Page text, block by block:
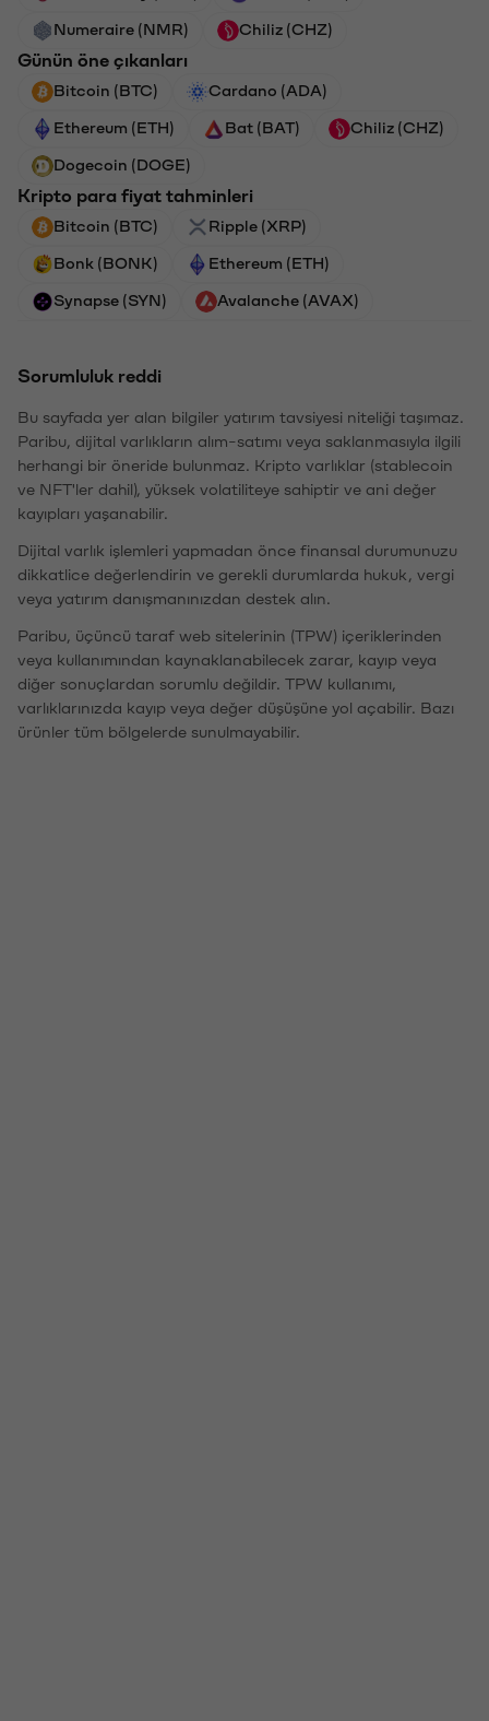
Numeraire (NMR) Chiliz (CHZ)
Günün öne çıkanları
Bitcoin (BTC) Cardano (ADA)
Ethereum (ETH) Bat (BAT) Chiliz (CHZ)
Dogecoin (DOGE)
Kripto para fiyat tahminleri
Bitcoin (BTC) Ripple (XRP)
Bonk (BONK) Ethereum (ETH)
Synapse (SYN) Avalanche (AVAX)
Sorumluluk reddi
Bu sayfada yer alan bilgiler yatırım tavsiyesi niteliği taşımaz.
Paribu, dijital varlıkların alım-satımı veya saklanmasıyla ilgili
herhangi bir öneride bulunmaz. Kripto varlıklar (stablecoin
ve NFT'ler dahil), yüksek volatiliteye sahiptir ve ani değer
kayıpları yaşanabilir.
Dijital varlık işlemleri yapmadan önce finansal durumunuzu
dikkatlice değerlendirin ve gerekli durumlarda hukuk, vergi
veya yatırım danışmanınızdan destek alın.
Paribu, üçüncü taraf web sitelerinin (TPW) içeriklerinden
veya kullanımından kaynaklanabilecek zarar, kayıp veya
diğer sonuçlardan sorumlu değildir. TPW kullanımı,
varlıklarınızda kayıp veya değer düşüşüne yol açabilir. Bazı
ürünler tüm bölgelerde sunulmayabilir.